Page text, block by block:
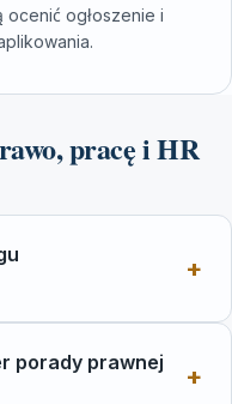
ogłoszenie i
pracę i HR
porady prawnej